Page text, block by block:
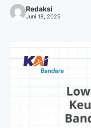
Redaksi
Juni 18, 2025